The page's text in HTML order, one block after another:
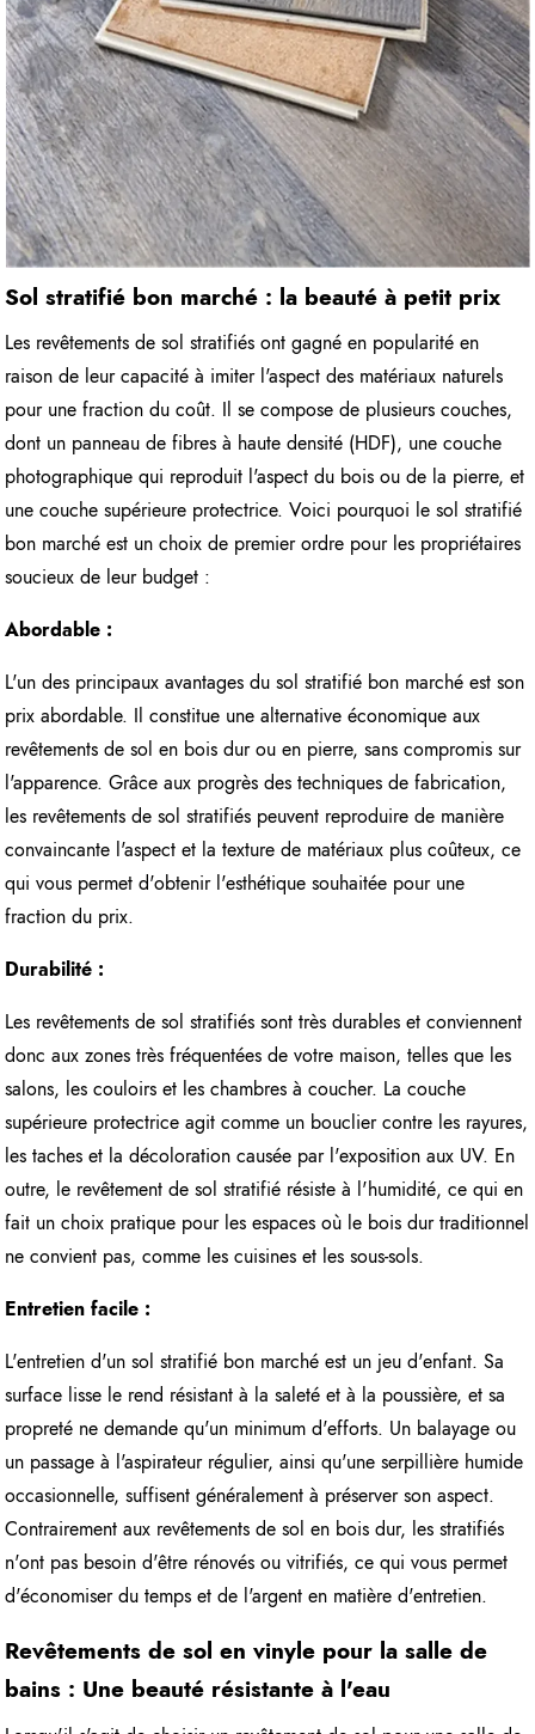
Sol stratifié bon marché : la beauté à petit prix
Les revêtements de sol stratifiés ont gagné en popularité en
raison de leur capacité à imiter l'aspect des matériaux naturels
pour une fraction du coût. Il se compose de plusieurs couches,
dont un panneau de fibres à haute densité (HDF), une couche
photographique qui reproduit l'aspect du bois ou de la pierre, et
une couche supérieure protectrice. Voici pourquoi le sol stratifié
bon marché est un choix de premier ordre pour les propriétaires
soucieux de leur budget :
Abordable :
L'un des principaux avantages du sol stratifié bon marché est son
prix abordable. Il constitue une alternative économique aux
revêtements de sol en bois dur ou en pierre, sans compromis sur
l'apparence. Grâce aux progrès des techniques de fabrication,
les revêtements de sol stratifiés peuvent reproduire de manière
convaincante l'aspect et la texture de matériaux plus coûteux, ce
qui vous permet d'obtenir l'esthétique souhaitée pour une
fraction du prix.
Durabilité :
Les revêtements de sol stratifiés sont très durables et conviennent
donc aux zones très fréquentées de votre maison, telles que les
salons, les couloirs et les chambres à coucher. La couche
supérieure protectrice agit comme un bouclier contre les rayures,
les taches et la décoloration causée par l'exposition aux UV. En
outre, le revêtement de sol stratifié résiste à l'humidité, ce qui en
fait un choix pratique pour les espaces où le bois dur traditionnel
ne convient pas, comme les cuisines et les sous-sols.
Entretien facile :
L'entretien d'un sol stratifié bon marché est un jeu d'enfant. Sa
surface lisse le rend résistant à la saleté et à la poussière, et sa
propreté ne demande qu'un minimum d'efforts. Un balayage ou
un passage à l'aspirateur régulier, ainsi qu'une serpillière humide
occasionnelle, suffisent généralement à préserver son aspect.
Contrairement aux revêtements de sol en bois dur, les stratifiés
n'ont pas besoin d'être rénovés ou vitrifiés, ce qui vous permet
d'économiser du temps et de l'argent en matière d'entretien.
Revêtements de sol en vinyle pour la salle de
bains : Une beauté résistante à l'eau